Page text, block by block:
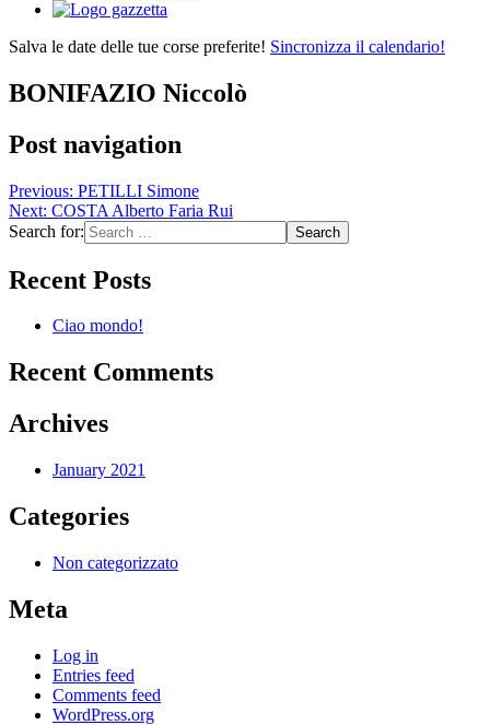
Salva le date delle tue corse preferite! Sincronizza il calendario!
BONIFAZIO Niccolò
Post navigation
Previous: PETILLI Simone
Next: COSTA Alberto Faria Rui
Search for:
Recent Posts
Ciao mondo!
Recent Comments
Archives
January 2021
Categories
Non categorizzato
Meta
Log in
Entries feed
Comments feed
WordPress.org